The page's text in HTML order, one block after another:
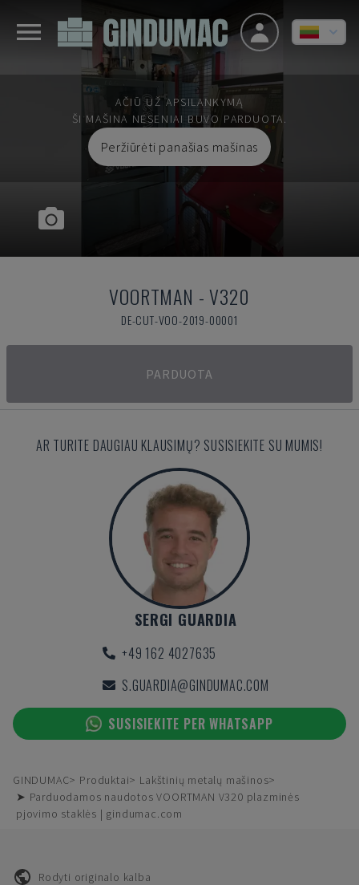
AČIŪ UŽ APSILANKYMĄ
ŠI MAŠINA NESENIAI BUVO PARDUOTA.
Peržiūrėti panašias mašinas
VOORTMAN -V320
DE-CUT-VOO-2019-00001
PARDUOTA
AR TURITE DAUGIAU KLAUSIMŲ? SUSISIEKITE SU MUMIS!
SERGI GUARDIA
+49 162 4027635
S.GUARDIA@GINDUMAC.COM
SUSISIEKITE PER WHATSAPP
GINDUMAC Produktai
Lakštinių metalų mašinos
➤ Parduodamos naudotos VOORTMAN V320 plazminės
pjovimo staklės | gindumac.com
Rodyti originalo kalba